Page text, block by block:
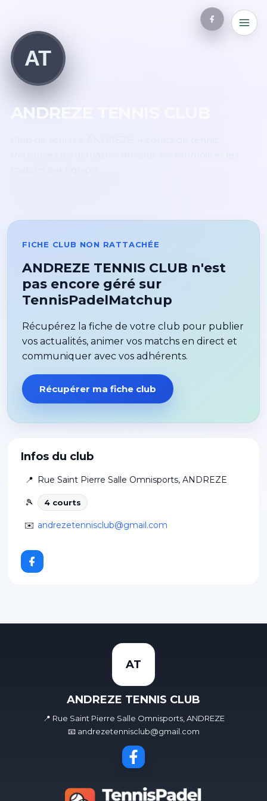
AT
ANDREZE TENNIS CLUB
Infos du club
📍 Rue Saint Pierre Salle Omnisports, ANDREZE
🎾 4 courts
✉️ andrezetennisclub@gmail.com
FICHE CLUB NON RATTACHÉE
ANDREZE TENNIS CLUB n'est
pas encore géré sur
TennisPadelMatchup
Récupérez la fiche de votre club pour publier
vos actualités, animer vos matchs en direct et
communiquer avec vos adhérents.
Récupérer ma fiche club
AT
ANDREZE TENNIS CLUB
📍 Rue Saint Pierre Salle Omnisports, ANDREZE
📧 andrezetennisclub@gmail.com